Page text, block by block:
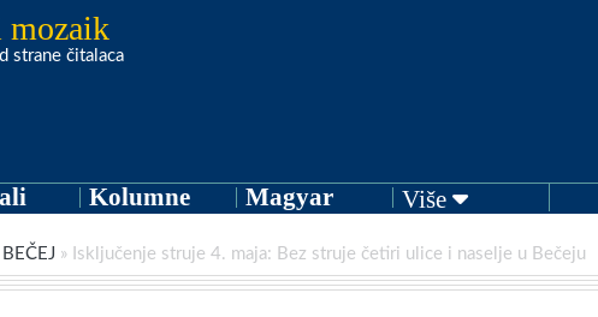
mozaik
strane čitalaca
Kolumne Magyar Više
BEČEJ » Isključenje struje 4. maja: Bez struje četiri ulice i naselje u Bečeju